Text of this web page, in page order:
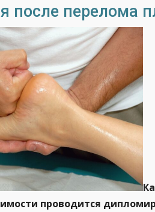
после перелома
проводится